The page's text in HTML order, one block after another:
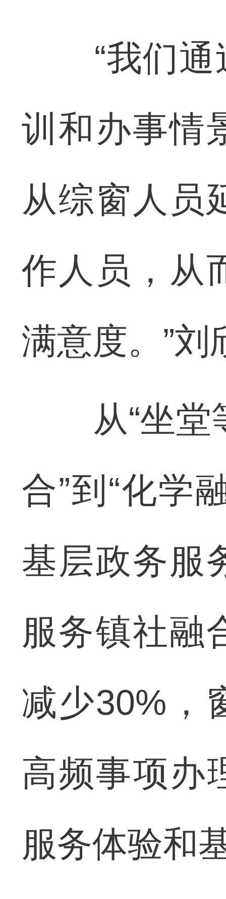
“我们通
训和办事情
从综窗人员
作人员，从
满意度。”刘
从“坐堂等
合”到“化学
基层政务服
服务镇社融
减少30%，
高频事项办
服务体验和